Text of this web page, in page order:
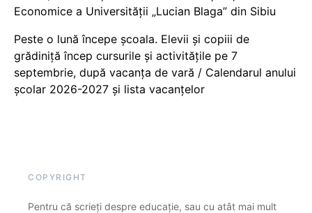
Economice a Universității „Lucian Blaga” din Sibiu
Peste o lună începe școala. Elevii și copiii de
grădiniță încep cursurile și activitățile pe 7
septembrie, după vacanța de vară / Calendarul anului
școlar 2026-2027 și lista vacanțelor
COPYRIGHT
Pentru că scrieți despre educație, sau cu atât mai mult